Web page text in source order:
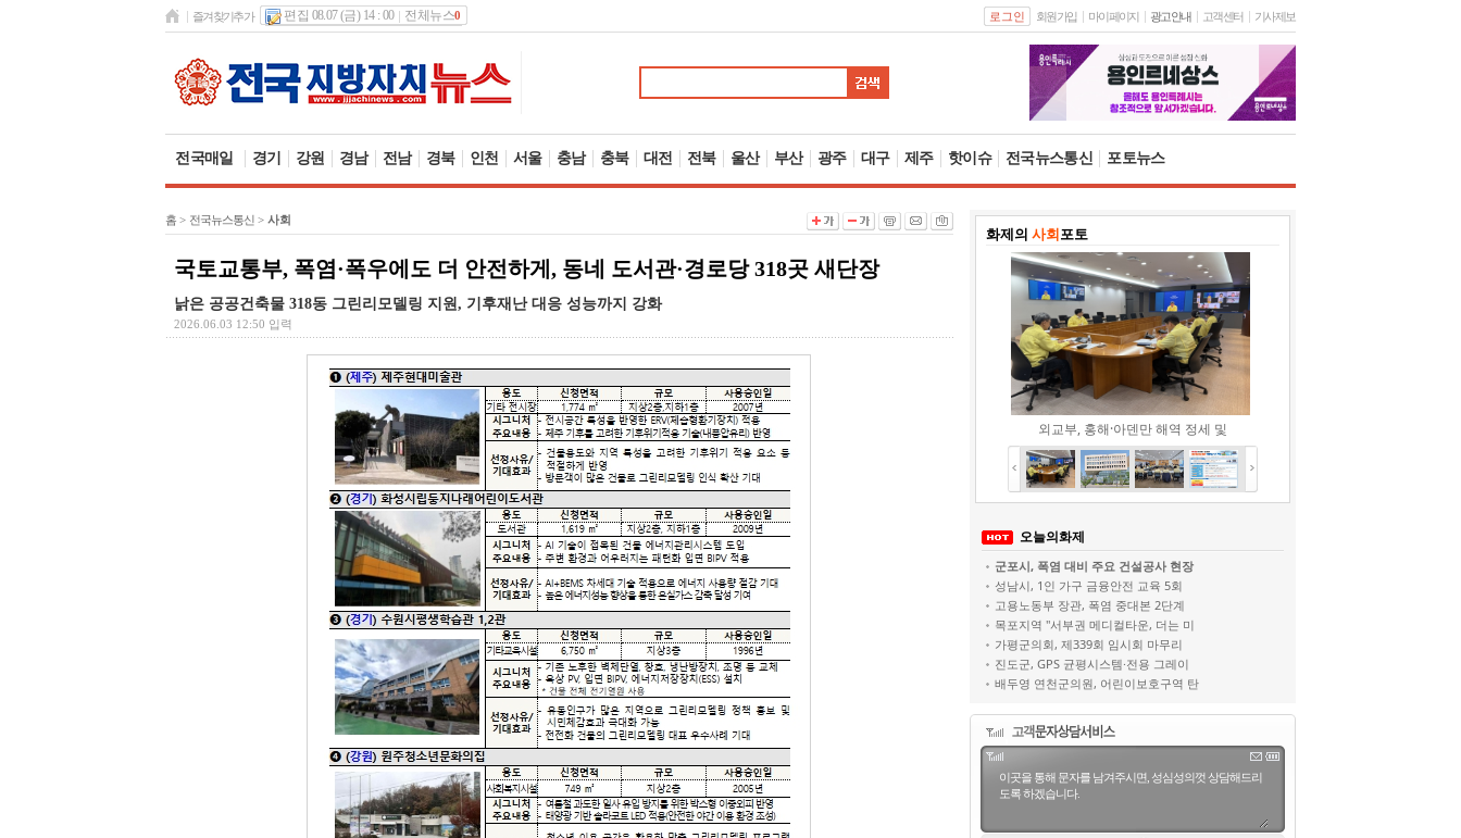
즐겨찾기추가 편집 08.07 (금) 14 : 00 전체뉴스0 로그인 회원가입 마이페이지 광고안내 고객센터 기사제보
전국매일 경기 강원 경남 전남 경북 인천 서울 충남 충북 대전 전북 울산 부산 광주 대구 제주 핫이슈 전국뉴스통신 포토뉴스
홈 > 전국뉴스통신 > 사회
국토교통부, 폭염·폭우에도 더 안전하게, 동네 도서관·경로당 318곳 새단장
낡은 공공건축물 318동 그린리모델링 지원, 기후재난 대응 성능까지 강화
2026.06.03 12:50 입력
화제의 사회 포토
외교부, 홍해·아덴만 해역 정세 및
오늘의화제
군포시, 폭염 대비 주요 건설공사 현장
성남시, 1인 가구 금융안전 교육 5회
고용노동부 장관, 폭염 중대본 2단계
목포지역 "서부권 메디컬타운, 더는 미
가평군의회, 제339회 임시회 마무리
진도군, GPS 균평시스템·전용 그레이
배두영 연천군의원, 어린이보호구역 탄